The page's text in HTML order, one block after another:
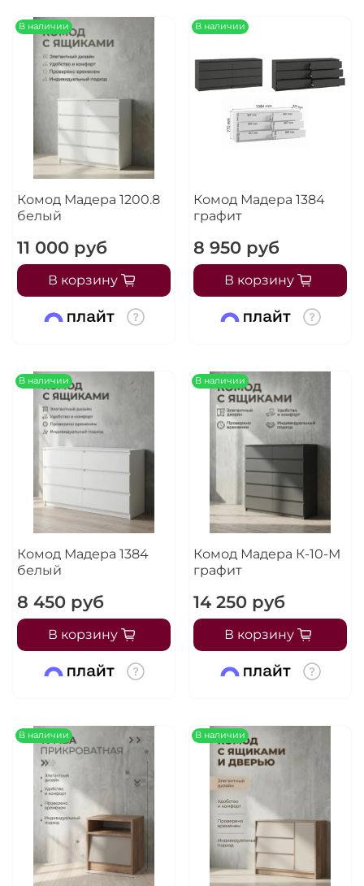
В наличии
Комод Мадера 1200.8
белый
11 000 руб
В корзину
В наличии
Комод Мадера 1384
графит
8 950 руб
В корзину
В наличии
Комод Мадера 1384
белый
8 450 руб
В корзину
В наличии
Комод Мадера К-10-М
графит
14 250 руб
В корзину
В наличии В наличии